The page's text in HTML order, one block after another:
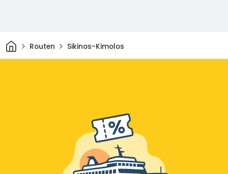
HeimRouten Sikinos-Kimolos